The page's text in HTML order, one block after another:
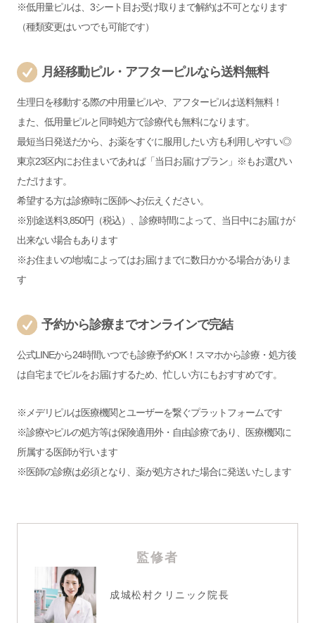
※低用量ピルは、3シート目お受け取りまで解約は不可となります
（種類変更はいつでも可能です）
月経移動ピル・アフターピルなら送料無料
生理日を移動する際の中用量ピルや、アフターピルは送料無料！
また、低用量ピルと同時処方で診療代も無料になります。
最短当日発送だから、お薬をすぐに服用したい方も利用しやすい◎
東京23区内にお住まいであれば「当日お届けプラン」※もお選びい
ただけます。
希望する方は診療時に医師へお伝えください。
※別途送料3,850円（税込）、診療時間によって、当日中にお届けが
出来ない場合もあります
※お住まいの地域によってはお届けまでに数日かかる場合がありま
す
予約から診療までオンラインで完結
公式LINEから24時間いつでも診療予約OK！スマホから診療・処方後
は自宅までピルをお届けするため、忙しい方にもおすすめです。
※メデリピルは医療機関とユーザーを繋ぐプラットフォームです
※診療やピルの処方等は保険適用外・自由診療であり、医療機関に
所属する医師が行います
※医師の診療は必須となり、薬が処方された場合に発送いたします
監修者
成城松村クリニック院長